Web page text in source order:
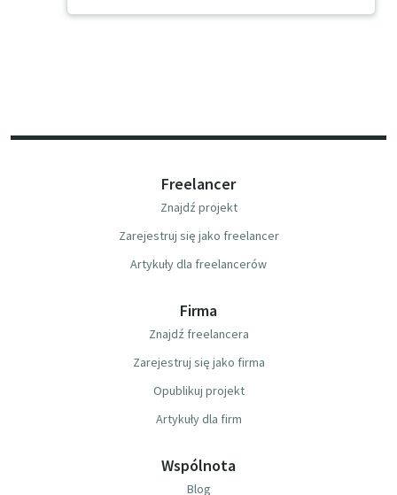
Freelancer
Znajdź projekt
Zarejestruj się jako freelancer
Artykuły dla freelancerów
Firma
Znajdź freelancera
Zarejestruj się jako firma
Opublikuj projekt
Artykuły dla firm
Wspólnota
Blog